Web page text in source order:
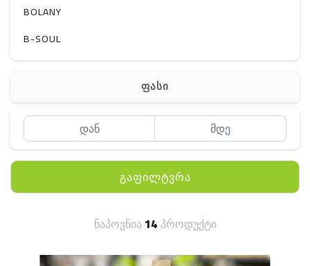
BOLANY
B-SOUL
ფასი
გაფილტვრა
ნაპოვნია14 პროდუქტი